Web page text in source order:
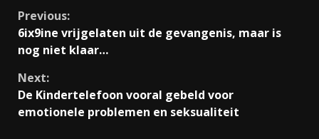
Continue
Reading
Previous:
6ix9ine vrijgelaten uit de gevangenis, maar is
nog niet klaar…
Next:
De Kindertelefoon vooral gebeld voor
emotionele problemen en seksualiteit